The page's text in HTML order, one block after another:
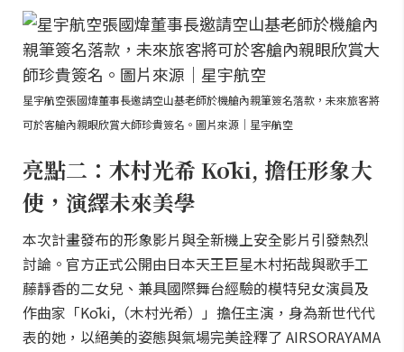
星宇航空張國煒董事長邀請空山基老師於機艙內親筆簽名落款，未來旅客將
可於客艙內親眼欣賞大師珍貴簽名。圖片來源｜星宇航空
亮點二：木村光希 Kōki, 擔任形象大
使，演繹未來美學
本次計畫發布的形象影片與全新機上安全影片引發熱烈
討論。官方正式公開由日本天王巨星木村拓哉與歌手工
藤靜香的二女兒、兼具國際舞台經驗的模特兒女演員及
作曲家「Kōki,（木村光希）」擔任主演，身為新世代代
表的她，以絕美的姿態與氣場完美詮釋了 AIRSORAYAMA